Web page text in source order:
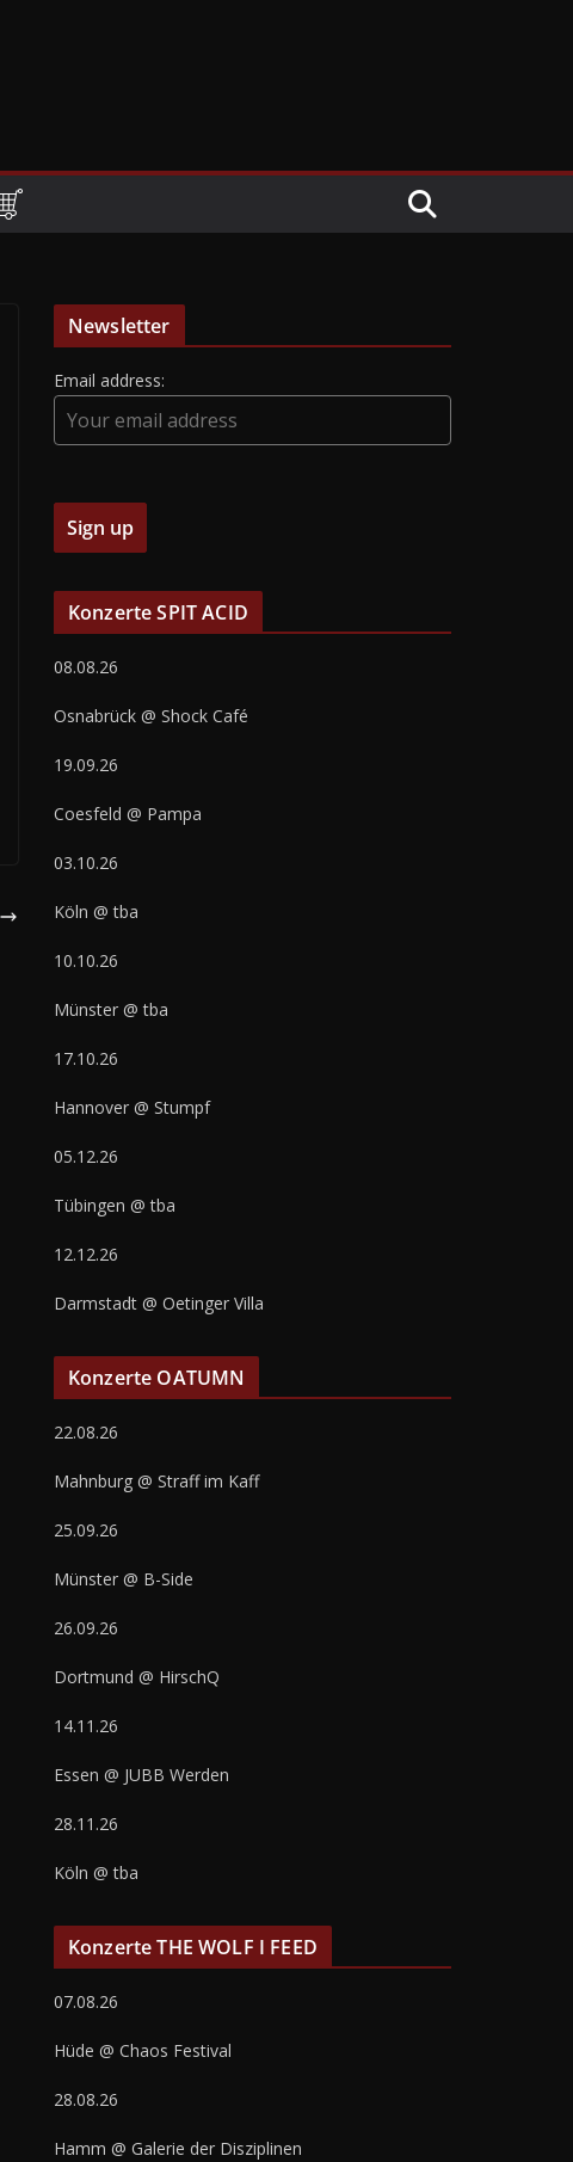
Newsletter
Email address:
Konzerte SPIT ACID
08.08.26
Osnabrück @ Shock Café
19.09.26
Coesfeld @ Pampa
03.10.26
Köln @ tba
10.10.26
Münster @ tba
17.10.26
Hannover @ Stumpf
05.12.26
Tübingen @ tba
12.12.26
Darmstadt @ Oetinger Villa
Konzerte OATUMN
22.08.26
Mahnburg @ Straff im Kaff
25.09.26
Münster @ B-Side
26.09.26
Dortmund @ HirschQ
14.11.26
Essen @ JUBB Werden
28.11.26
Köln @ tba
Konzerte THE WOLF I FEED
07.08.26
Hüde @ Chaos Festival
28.08.26
Hamm @ Galerie der Disziplinen